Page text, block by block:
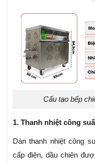
Cấu tạo bếp
1. Thanh nhiệt công
Dàn thanh nhiệt công
cấp điện, dầu chiên